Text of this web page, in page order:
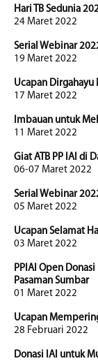
Hari TB Sedunia
24 Maret 2022
Serial Webinar
19 Maret 2022
Ucapan Dirgahayu
17 Maret 2022
Imbauan untuk
11 Maret 2022
Giat ATB PP IAI di
06-07 Maret 2022
Serial Webinar
05 Maret 2022
Ucapan Selamat
03 Maret 2022
PPIAI Open
Pasaman Sumbar
01 Maret 2022
Ucapan
28 Februari 2022
Donasi IAI untuk